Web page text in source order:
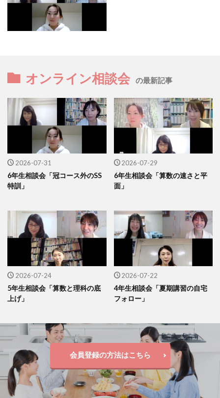
オンライン相談会 の最新記事
2026-07-31
6年生相談会「冠コース外のSS
特訓」
2026-07-29
6年生相談会「算数の速さと平
面」
2026-07-24
5年生相談会「算数と理科の底
上げ」
2026-07-22
4年生相談会「夏期講習の自宅
フォロー」
会員登録の方法はこちら